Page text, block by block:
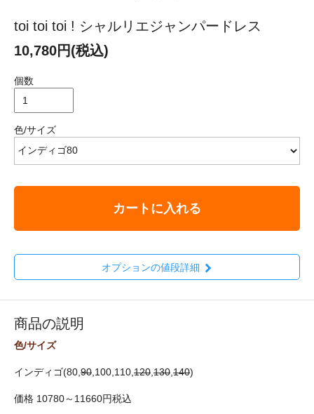
toi toi toi ! シャルリエジャンパードレス
10,780円(税込)
個数
色/サイズ
カートに入れる
オプションの値段詳細
商品の説明
色/サイズ
インディゴ(80, 90 ,100,110, 120 130 140)
価格 10780～11660円税込